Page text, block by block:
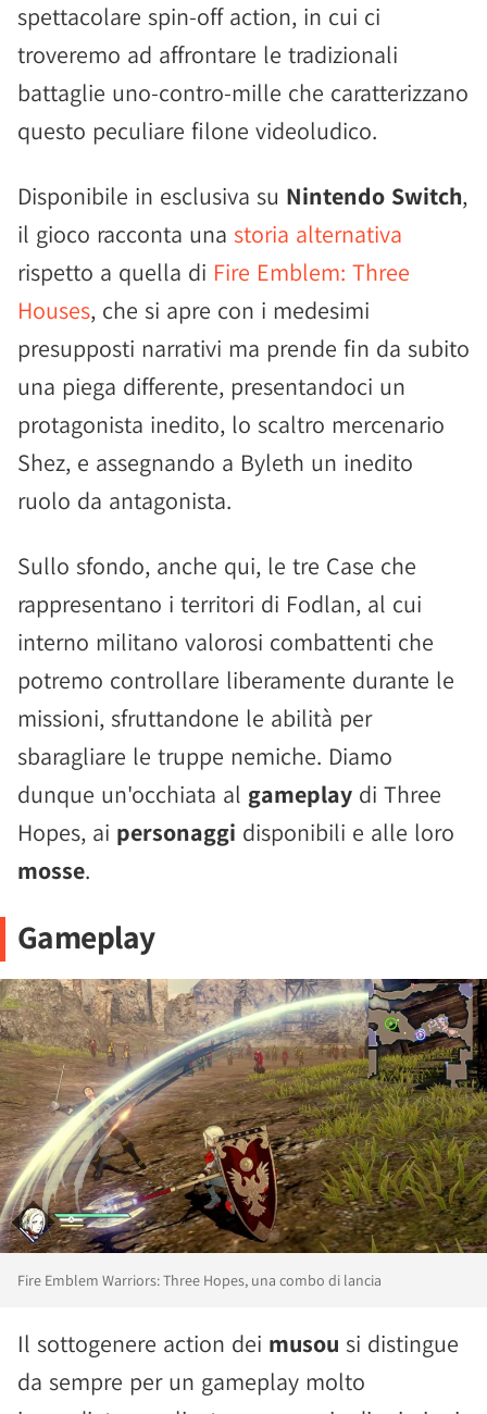
spettacolare spin-off action, in cui ci
troveremo ad affrontare le tradizionali
battaglie uno-contro-mille che caratterizzano
questo peculiare filone videoludico.
Disponibile in esclusiva su Nintendo Switch,
il gioco racconta una storia alternativa
rispetto a quella di Fire Emblem: Three
Houses, che si apre con i medesimi
presupposti narrativi ma prende fin da subito
una piega differente, presentandoci un
protagonista inedito, lo scaltro mercenario
Shez, e assegnando a Byleth un inedito
ruolo da antagonista.
Sullo sfondo, anche qui, le tre Case che
rappresentano i territori di Fodlan, al cui
interno militano valorosi combattenti che
potremo controllare liberamente durante le
missioni, sfruttandone le abilità per
sbaragliare le truppe nemiche. Diamo
dunque un'occhiata al gameplay di Three
Hopes, ai personaggi disponibili e alle loro
mosse.
Gameplay
Fire Emblem Warriors: Three Hopes, una combo di lancia
Il sottogenere action dei musou si distingue
da sempre per un gameplay molto